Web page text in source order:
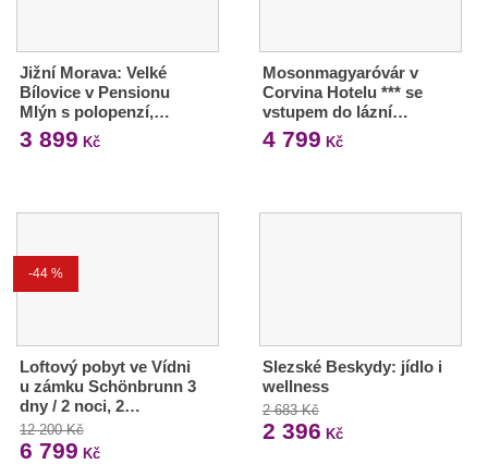
Jižní Morava: Velké
Bílovice v Pensionu
Mlýn s polopenzí,…
3 899 Kč
Mosonmagyaróvár v
Corvina Hotelu *** se
vstupem do lázní…
4 799 Kč
-44 %
Loftový pobyt ve Vídni
u zámku Schönbrunn 3
dny / 2 noci, 2…
12 200 Kč
6 799 Kč
Slezské Beskydy: jídlo i
wellness
2 683 Kč
2 396 Kč